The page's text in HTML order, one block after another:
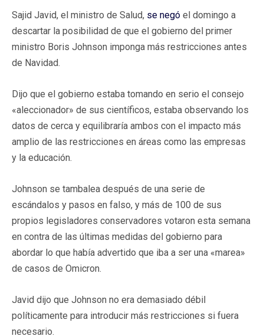
Sajid Javid, el ministro de Salud, se negó el domingo a
descartar la posibilidad de que el gobierno del primer
ministro Boris Johnson imponga más restricciones antes
de Navidad.
Dijo que el gobierno estaba tomando en serio el consejo
«aleccionador» de sus científicos, estaba observando los
datos de cerca y equilibraría ambos con el impacto más
amplio de las restricciones en áreas como las empresas
y la educación.
Johnson se tambalea después de una serie de
escándalos y pasos en falso, y más de 100 de sus
propios legisladores conservadores votaron esta semana
en contra de las últimas medidas del gobierno para
abordar lo que había advertido que iba a ser una «marea»
de casos de Omicron.
Javid dijo que Johnson no era demasiado débil
políticamente para introducir más restricciones si fuera
necesario.